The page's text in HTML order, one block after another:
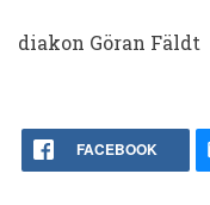
diakon Göran Fäldt
FACEBOOK